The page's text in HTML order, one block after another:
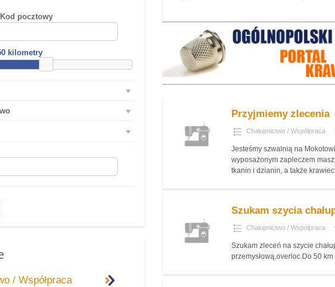
Przyjmiemy zlecenia
Chałupnictwo / Współpraca
Jesteśmy szwalnią na
wyposażonym zapleczem
tkanin i dzianin, a także
Szukam szycia
Chałupnictwo / Współpraca
Szukam zleceń na szycie
przemysłową,overloc.Do 50
pocztowy
/ Współpraca